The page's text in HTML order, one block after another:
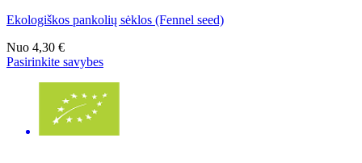
Ekologiškos pankolių sėklos (Fennel seed)
Nuo 4,30 €
Pasirinkite savybes